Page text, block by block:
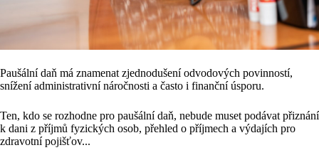
Paušální daň má znamenat zjednodušení odvodových povinností,
snížení administrativní náročnosti a často i finanční úsporu.
Ten, kdo se rozhodne pro paušální daň, nebude muset podávat přiznání
k dani z příjmů fyzických osob, přehled o příjmech a výdajích pro
zdravotní pojišťov...